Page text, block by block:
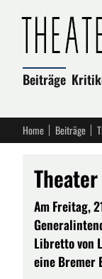
Beiträge
Home Beiträge
Am Freitag,
Libretto von
eine Bremer